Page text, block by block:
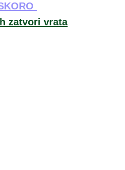
zatvori vrata